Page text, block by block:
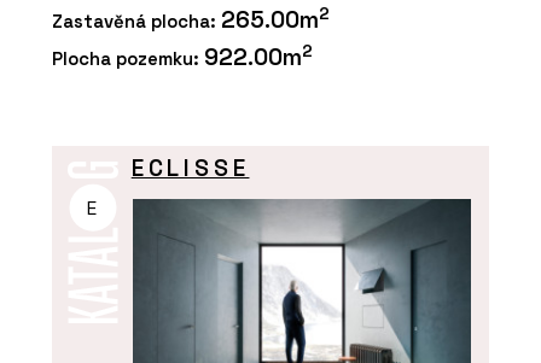
Zastavěná plocha: 265.00m2
Plocha pozemku: 922.00m2
E
ECLISSE